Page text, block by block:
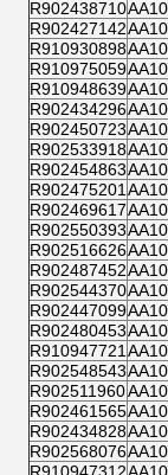
R902438710
R902427142
R910930898
R910975059
R910948639
R902434296
R902450723
R902533918
R902454863
R902475201
R902469617
R902550393
R902516626
R902487452
R902544370
R902447099
R902480453
R910947721
R902548543
R902511960
R902461565
R902434828
R902568076
R910947312